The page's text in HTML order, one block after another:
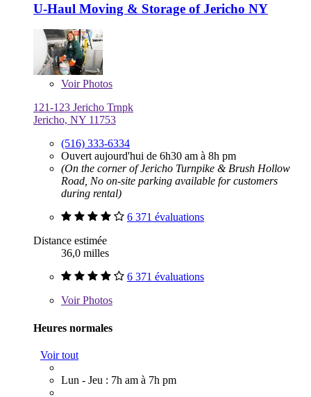
U-Haul Moving & Storage of Jericho NY
VoirPhotos
121-123 Jericho Trnpk
Jericho, NY 11753
(516) 333-6334
Ouvert aujourd'hui de 6h30 am à 8h pm
(On the corner of Jericho Turnpike & Brush Hollow
Road, No on-site parking available for customers
during rental)
6 371 évaluations
Distance estimée
36,0 milles
6 371 évaluations
VoirPhotos
Heures normales
Voir tout
Lun - Jeu : 7h am à 7h pm